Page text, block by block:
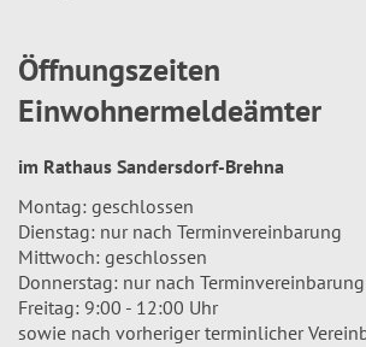
Öffnungszeiten
Einwohnermeldeämter
im Rathaus Sandersdorf-Brehna
Montag: geschlossen
Dienstag: nur nach Terminvereinbarung
Mittwoch: geschlossen
Donnerstag: nur nach Terminvereinbarung
Freitag: 9:00 - 12:00 Uhr
sowie nach vorheriger terminlicher